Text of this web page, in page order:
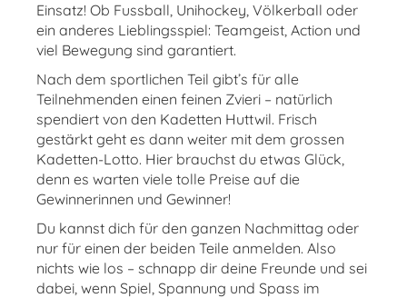
Einsatz! Ob Fussball, Unihockey, Völkerball oder
ein anderes Lieblingsspiel: Teamgeist, Action und
viel Bewegung sind garantiert.
Nach dem sportlichen Teil gibt’s für alle
Teilnehmenden einen feinen Zvieri – natürlich
spendiert von den Kadetten Huttwil. Frisch
gestärkt geht es dann weiter mit dem grossen
Kadetten-Lotto. Hier brauchst du etwas Glück,
denn es warten viele tolle Preise auf die
Gewinnerinnen und Gewinner!
Du kannst dich für den ganzen Nachmittag oder
nur für einen der beiden Teile anmelden. Also
nichts wie los – schnapp dir deine Freunde und sei
dabei, wenn Spiel, Spannung und Spass im